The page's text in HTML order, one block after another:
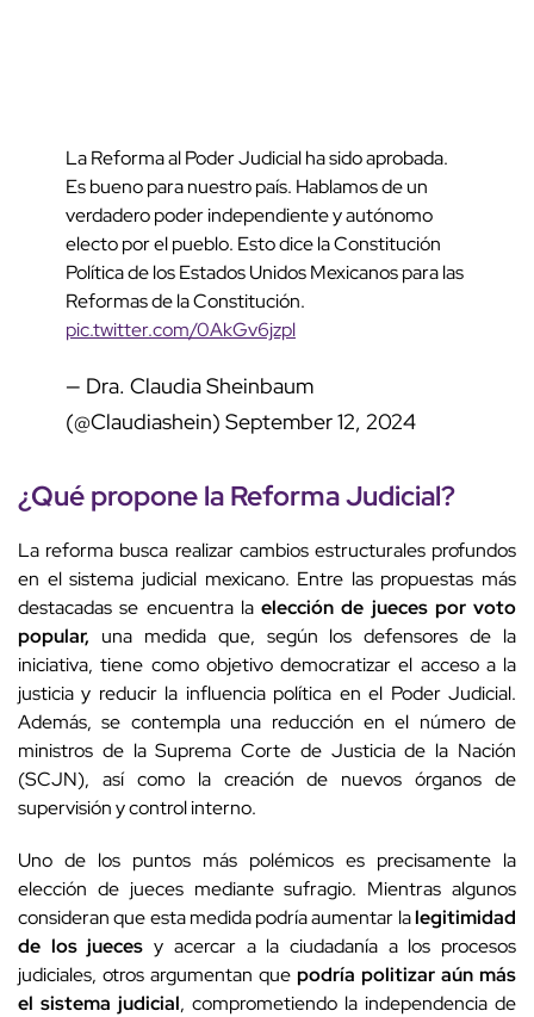
La Reforma al Poder Judicial ha sido aprobada.
Es bueno para nuestro país. Hablamos de un
verdadero poder independiente y autónomo
electo por el pueblo. Esto dice la Constitución
Política de los Estados Unidos Mexicanos para las
Reformas de la Constitución.
pic.twitter.com/0AkGv6jzpl
— Dra. Claudia Sheinbaum
(@Claudiashein) September 12, 2024
¿Qué propone la Reforma Judicial?
La reforma busca realizar cambios estructurales profundos
en el sistema judicial mexicano. Entre las propuestas más
destacadas se encuentra la elección de jueces por voto
popular, una medida que, según los defensores de la
iniciativa, tiene como objetivo democratizar el acceso a la
justicia y reducir la influencia política en el Poder Judicial.
Además, se contempla una reducción en el número de
ministros de la Suprema Corte de Justicia de la Nación
(SCJN), así como la creación de nuevos órganos de
supervisión y control interno.
Uno de los puntos más polémicos es precisamente la
elección de jueces mediante sufragio. Mientras algunos
consideran que esta medida podría aumentar lalegitimidad
de los juecesy acercar a la ciudadanía a los procesos
judiciales, otros argumentan que podría politizar aún más
el sistema judicial, comprometiendo la independencia de